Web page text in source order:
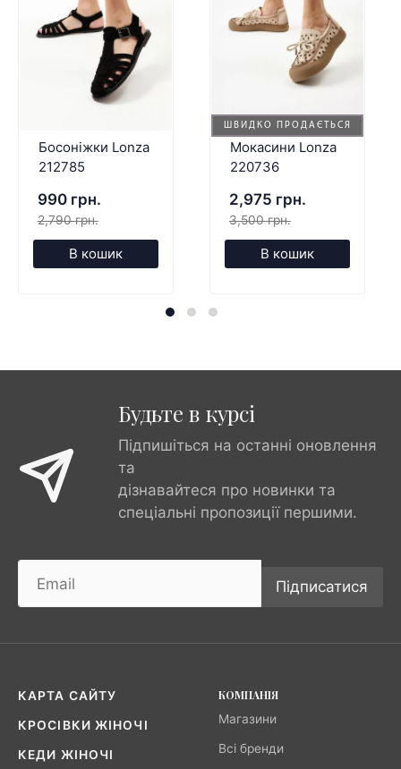
Босоніжки Lonza
212785
990 грн.
2,790 грн.
В кошик
ШВИДКО ПРОДАЄТЬСЯ
Мокасини Lonza
220736
2,975 грн.
3,500 грн.
В кошик
Будьте в курсі
Підпишіться на останні оновлення
та
дізнавайтеся про новинки та
спеціальні пропозиції першими.
Підписатися
КАРТА САЙТУ
КРОСІВКИ ЖІНОЧІ
КЕДИ ЖІНОЧІ
КОМПАНІЯ
Магазини
Всі бренди